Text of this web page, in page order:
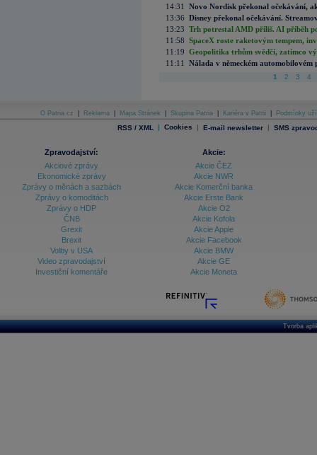
14:31
Novo Nordisk překonal očekávání,
13:36 Disney překonal očekávání.
13:23 Trh potrestal AMD příliš. AI příběh
11:58 SpaceX roste raketovým tempem,
11:19 Geopolitika trhům svědčí, zatímco
11:11
Nálada v německém automobilovém
1 2 3 4
O Patria.cz Reklama Mapa Stránek Skupina Patria Kariéra v Patrii Podmínky
RSS / XML | Cookies | E-mail newsletter | SMS
Zpravodajství:
Akciové zprávy
Ekonomické zprávy
Zprávy o měnách a sazbách
Zprávy o komoditách
Zprávy o HDP
ČNB
Grexit
Brexit
Volby v USA
Video zpravodajství
Investiční komentáře
Akcie:
Akcie ČEZ
Akcie NWR
Akcie Komerční banka
Akcie Erste Bank
Akcie O2
Akcie Kofola
Akcie Apple
Akcie Facebook
Akcie BMW
Akcie GE
Akcie Moneta
Tvorba